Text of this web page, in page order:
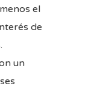
el
de
un